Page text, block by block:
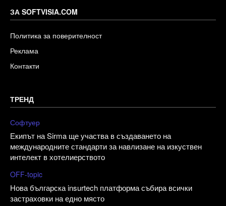
ЗА SOFTVISIA.COM
Политика за поверителност
Реклама
Контакти
ТРЕНД
Софтуер
Екипът на Sirma ще участва в създаването на
международните стандарти за навлизане на изкуствен
интелект в хотелиерството
OFF-topic
Нова българска insurtech платформа събира всички
застраховки на едно място